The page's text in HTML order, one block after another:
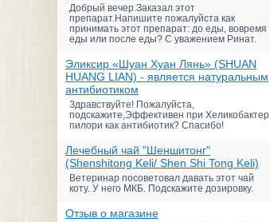
Добрый вечер.Заказал этот
препарат.Напишите пожалуйста как
принимать этот препарат: до еды, вовремя
еды или после еды? С уважением Ринат.
Эликсир «Шуан Хуан Лянь» (SHUAN
HUANG LIAN) - является натуральным
антибиотиком
Здравствуйте! Пожалуйста,
подскажите,Эффективен при Хеликобактер
пилори как антибиотик? Спасибо!
Лечебный чай "Шеншитонг"
(Shenshitong Keli/ Shen Shi Tong Keli)
Ветеринар посоветовал давать этот чай
коту. У него МКБ. Подскажите дозировку.
Отзыв о магазине